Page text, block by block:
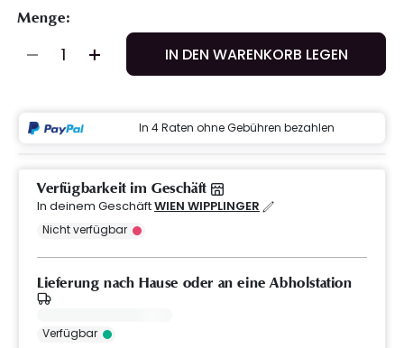
Menge:
IN DEN WARENKORB LEGEN
In 4 Raten ohne Gebühren bezahlen
Verfügbarkeit im Geschäft
In deinem GeschäftWIEN WIPPLINGER
Nicht verfügbar
Lieferung nach Hause oder an eine Abholstation
Verfügbar